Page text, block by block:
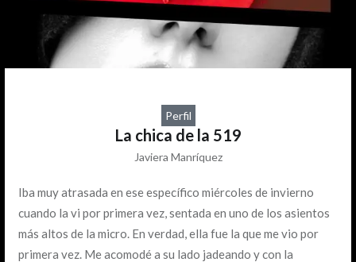
Perfil
La chica de la 519
Javiera Manríquez
Iba muy atrasada en ese específico miércoles de invierno
cuando la vi por primera vez, sentada en uno de los asientos
más altos de la micro. En verdad, ella fue la que me vio por
primera vez. Me acomodé a su lado jadeando y con la